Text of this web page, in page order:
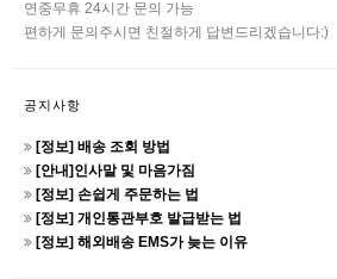
연중무휴 24시간 문의 가능
편하게 문의주시면 친절하게 답변드리겠습니다:)
공지사항
[정보] 배송 조회 방법
[안내]인사말 및 마음가짐
[정보] 손쉽게 주문하는 법
[정보] 개인통관부호 발급받는 법
[정보] 해외배송 EMS가 늦는 이유